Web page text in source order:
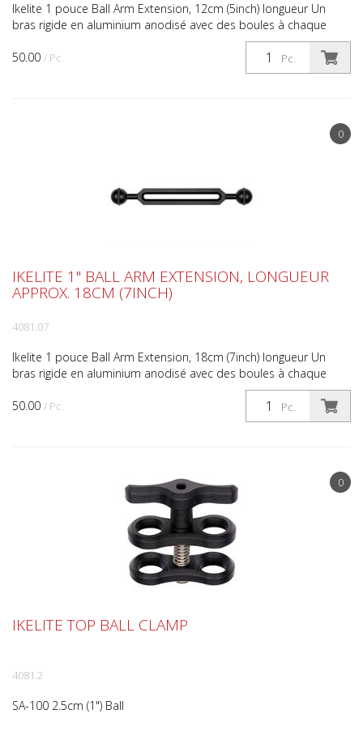
50.00 / Pc. Pc.
Ikelite 1 pouce Ball Arm Extension, 12cm (5inch) longueur Un
bras rigide en aluminium anodisé avec des boules à chaque
extrémité pour prolonger votre bras de stroboscope ...
0
50.00 / Pc. Pc.
IKELITE 1" BALL ARM EXTENSION, LONGUEUR
APPROX. 18CM (7INCH)
4081.07
Ikelite 1 pouce Ball Arm Extension, 18cm (7inch) longueur Un
bras rigide en aluminium anodisé avec des boules à chaque
extrémité pour prolonger votre bras de stroboscope ...
0
IKELITE TOP BALL CLAMP
4081.2
SA-100 2.5cm (1") Ball